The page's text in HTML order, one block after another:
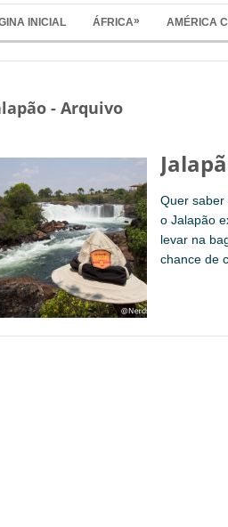
INICIAL ÁFRICA» AMÉRICA
- Arquivo
Quer saber
o Jalapão
levar na
chance de